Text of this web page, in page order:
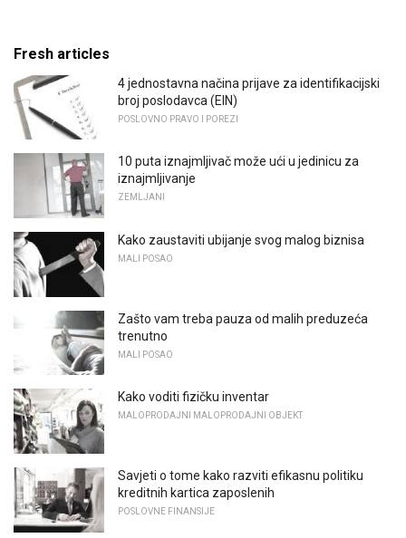
Fresh articles
4 jednostavna načina prijave za identifikacijski
broj poslodavca (EIN)
POSLOVNO PRAVO I POREZI
10 puta iznajmljivač može ući u jedinicu za
iznajmljivanje
ZEMLJANI
Kako zaustaviti ubijanje svog malog biznisa
MALI POSAO
Zašto vam treba pauza od malih preduzeća
trenutno
MALI POSAO
Kako voditi fizičku inventar
MALOPRODAJNI MALOPRODAJNI OBJEKT
Savjeti o tome kako razviti efikasnu politiku
kreditnih kartica zaposlenih
POSLOVNE FINANSIJE